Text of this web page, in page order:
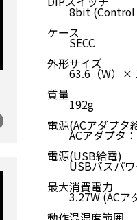
8bit (Control /
ケース
SECC
外形サイズ
63.6（W）×
質量
192g
電源(ACアダプタ
ACアダプタ：
電源(USB給電)
USBバスパワ
最大消費電力
3.27W (ACア